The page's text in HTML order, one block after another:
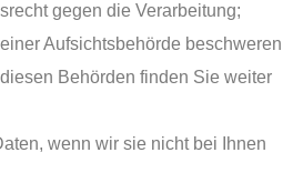
gegen die Verarbeitung;
Aufsichtsbehörde beschweren
Behörden finden Sie weiter
wenn wir sie nicht bei Ihnen